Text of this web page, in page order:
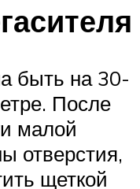
быть на 30-
После
малой
отверстия,
щеткой